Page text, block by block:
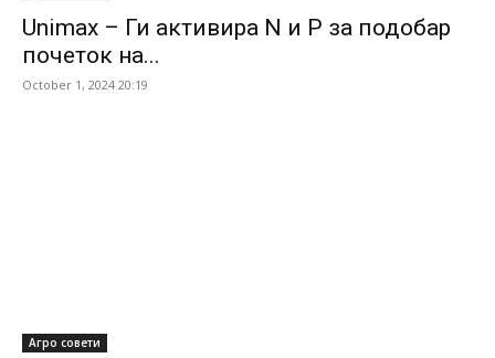
Unimax – Ги активира N и P за подобар
почеток на...
October 1, 2024 20:19
Агро совети